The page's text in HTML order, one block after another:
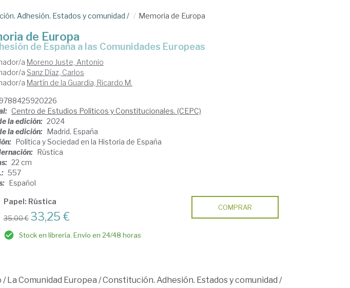
Adhesión. Estados y comunidad / Memoria de Europa
de Europa
de España a las Comunidades Europeas
a Moreno Juste, Antonio
a Sanz Díaz, Carlos
a Martín de la Guardia, Ricardo M.
9788425920226
Centro de Estudios Políticos y Constitucionales. (CEPC)
la edición: 2024
la edición: Madrid. España
Política y Sociedad en la Historia de España
Rústica
22 cm
557
Español
Papel: Rústica
35,00 € 33,25 €
Stock en librería. Envío en 24/48 horas
COMPRAR
/La Comunidad Europea /Constitución. Adhesión. Estados y comunidad /